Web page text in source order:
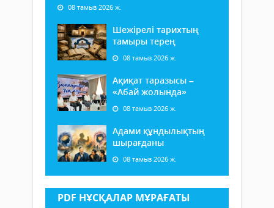
08 тамыз 2026 ж.
Шежірелі тарихтың
тамыры терең
08 тамыз 2026 ж.
Ақиқат таразысы –
«Абай жолында»
08 тамыз 2026 ж.
Адами құндылықтың
шырағданы
08 тамыз 2026 ж.
PDF НҰСҚАЛАР МҰРАҒАТЫ